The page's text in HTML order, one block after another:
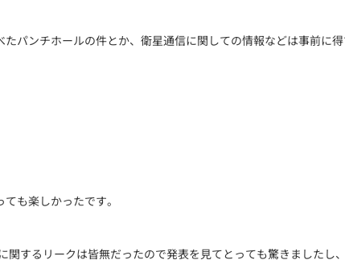
パンチホールの件とか、衛星通信に関しての情報などは事前
も楽しかったです。
するリークは皆無だったので発表を見てとっても驚きました